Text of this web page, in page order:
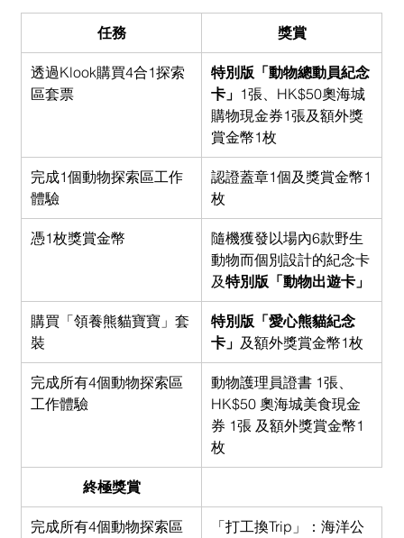
任務 獎賞
透過Klook購買4合1探索
區套票
特別版「動物總動員紀念
卡」 1張、HK$50奧海城
購物現金券1張及額外獎
賞金幣1枚
完成1個動物探索區工作
體驗
認證蓋章1個及獎賞金幣1
枚
憑1枚獎賞金幣
隨機獲發以場內6款野生
動物而個別設計的紀念卡
及特別版「動物出遊卡」
購買「領養熊貓寶寶」套
裝
特別版「愛心熊貓紀念
卡」 及額外獎賞金幣1枚
完成所有4個動物探索區
工作體驗
動物護理員證書 1張、
HK$50 奧海城美食現金
券 1張 及額外獎賞金幣1
枚
終極獎賞
完成所有4個動物探索區
「打工換Trip」：海洋公